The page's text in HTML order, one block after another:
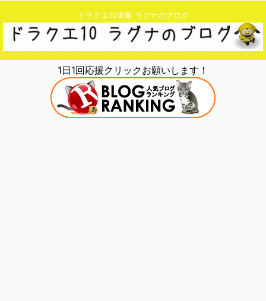
ドラクエ10攻略 ラグナのブログ
1日1回応援クリックお願いします！